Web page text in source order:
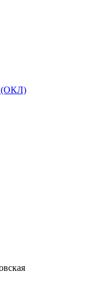
(ОКЛ)